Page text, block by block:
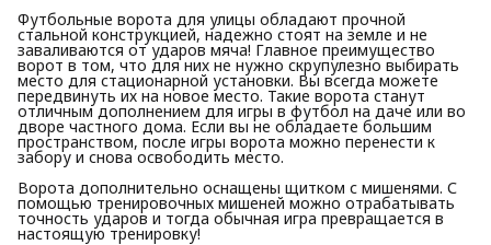
Футбольные ворота для улицы обладают прочной
стальной конструкцией, надежно стоят на земле и не
заваливаются от ударов мяча! Главное преимущество
ворот в том, что для них не нужно скрупулезно выбирать
место для стационарной установки. Вы всегда можете
передвинуть их на новое место. Такие ворота станут
отличным дополнением для игры в футбол на даче или во
дворе частного дома. Если вы не обладаете большим
пространством, после игры ворота можно перенести к
забору и снова освободить место.
Ворота дополнительно оснащены щитком с мишенями. С
помощью тренировочных мишеней можно отрабатывать
точность ударов и тогда обычная игра превращается в
настоящую тренировку!